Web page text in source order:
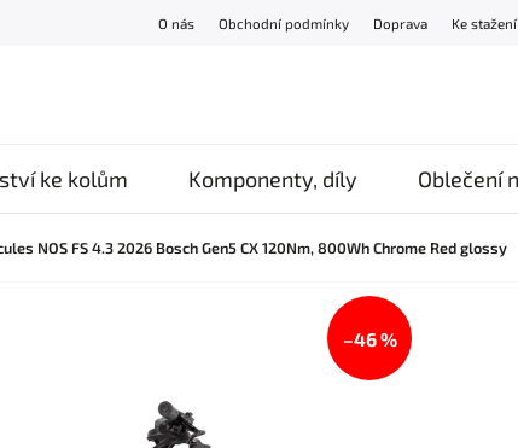
O nás Obchodní podmínky Doprava Ke stažení
ke kolům Komponenty, díly Oblečení
NOS FS 4.3 2026 Bosch Gen5 CX 120Nm, 800Wh Chrome Red glossy
–46 %